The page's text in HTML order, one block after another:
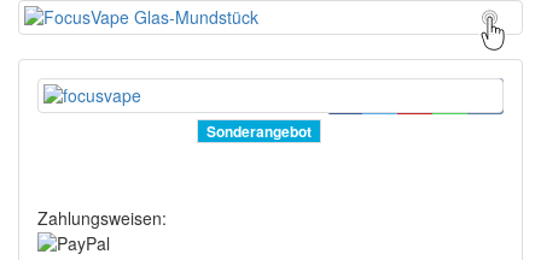
Sonderangebot
Zahlungsweisen: